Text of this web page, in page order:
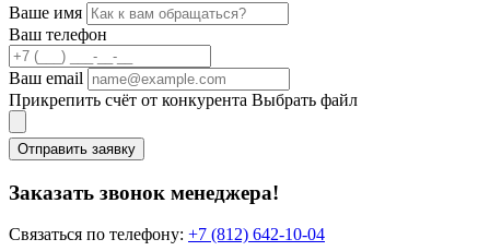
Ваше имя
Ваш телефон
Ваш email
Прикрепить счёт от конкурента Выбрать файл
Отправить заявку
Заказать звонок менеджера!
Связаться по телефону: +7 (812) 642-10-04